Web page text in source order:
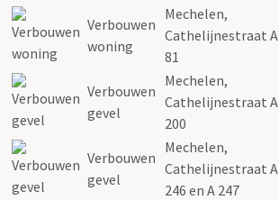
Verbouwen
woning
Mechelen,
Cathelijnestraat A
81
Verbouwen
gevel
Mechelen,
Cathelijnestraat A
200
Verbouwen
gevel
Mechelen,
Cathelijnestraat A
246 en A 247